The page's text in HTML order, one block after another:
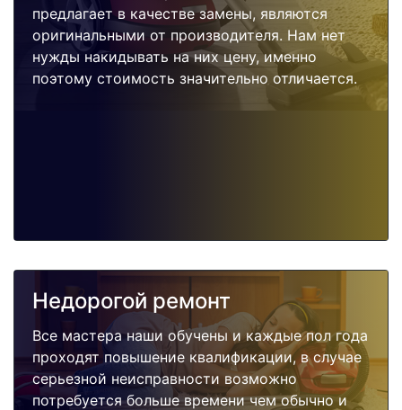
предлагает в качестве замены, являются
оригинальными от производителя. Нам нет
нужды накидывать на них цену, именно
поэтому стоимость значительно отличается.
Недорогой ремонт
Все мастера наши обучены и каждые пол года
проходят повышение квалификации, в случае
серьезной неисправности возможно
потребуется больше времени чем обычно и